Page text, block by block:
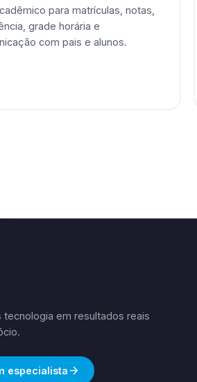
para matrículas, notas,
grade horária e
com pais e alunos.
tecnologia em resultados reais
especialista